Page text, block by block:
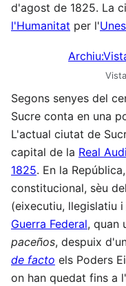
d'agost de 1825. La
l'Humanitat per l'
Segons senyes del
Sucre conta en una
L'actual ciutat de
capital de la Real
1825. En la
constitucional, sèu
(eixecutiu, llegislatiu
Guerra Federal, quan
paceños, despuix
de facto els Poders
on han quedat fins a